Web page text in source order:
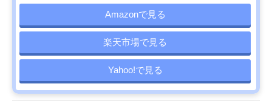
Amazonで見る
楽天市場で見る
Yahoo!で見る